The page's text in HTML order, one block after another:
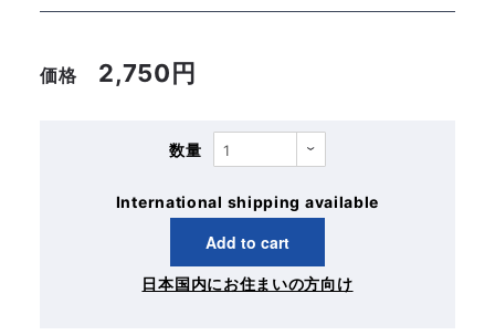
価格 2,750円
数量
International shipping available
Add to cart
日本国内にお住まいの方向け